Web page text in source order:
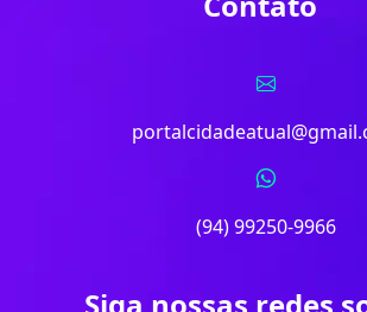
(94) 99250-9966